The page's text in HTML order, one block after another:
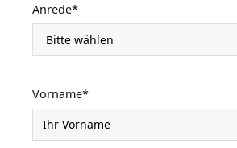
Anrede*
Vorname*